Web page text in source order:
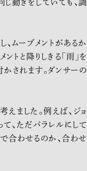
動きをしていても、調
、ムーブメントがあるか
トと降りしきる「雨」を
されます。ダンサーの
えました。例えば、ジョ
て、ただパラレルにして
で合わせるのか、合わせ